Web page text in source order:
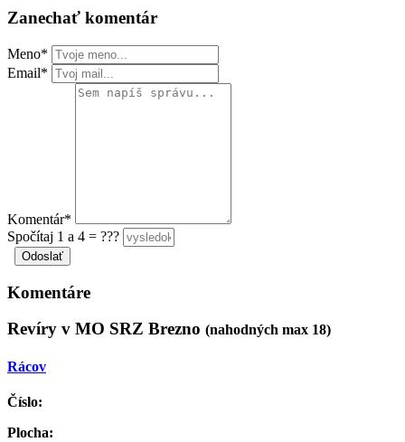
Zanechať komentár
Meno*
Email*
Komentár*
Spočítaj 1 a 4 = ???
Komentáre
Revíry v MO SRZ Brezno (nahodných max 18)
Rácov
Číslo:
Plocha: